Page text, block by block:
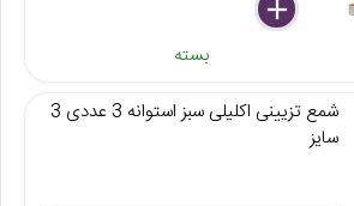
delete
remove
add
بسته
شمع تزیینی اکلیلی سبز استوانه 3 عددی 3
سایز